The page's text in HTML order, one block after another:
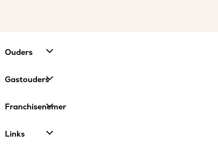
Ouders
Gastouders
Franchisenemer
Links